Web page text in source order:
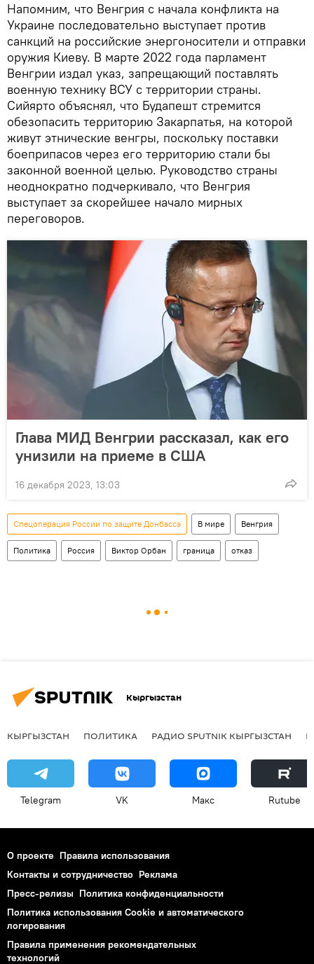
Напомним, что Венгрия с начала конфликта на
Украине последовательно выступает против
санкций на российские энергоносители и отправки
оружия Киеву. В марте 2022 года парламент
Венгрии издал указ, запрещающий поставлять
военную технику ВСУ с территории страны.
Сийярто объяснял, что Будапешт стремится
обезопасить территорию Закарпатья, на которой
живут этнические венгры, поскольку поставки
боеприпасов через его территорию стали бы
законной военной целью. Руководство страны
неоднократно подчеркивало, что Венгрия
выступает за скорейшее начало мирных
переговоров.
Глава МИД Венгрии рассказал, как его
унизили на приеме в США
16 декабря 2023, 13:03
Спецоперация России по защите Донбасса В мире Венгрия
Политика Россия Виктор Орбан граница отказ
Кыргызстан
КЫРГЫЗСТАН ПОЛИТИКА РАДИО SPUTNIK КЫРГЫЗСТАН
Telegram VK Макс Rutube
О проекте Правила использования
Контакты и сотрудничество Реклама
Пресс-релизы Политика конфиденциальности
Политика использования Cookie и автоматического
логирования
Правила применения рекомендательных
технологий